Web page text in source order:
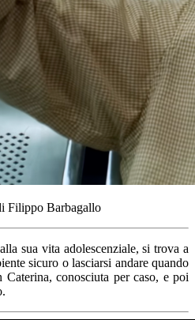
Filippo Barbagallo
sua vita adolescenziale, si trova a
sicuro o lasciarsi andare quando
conosciuta per caso, e poi